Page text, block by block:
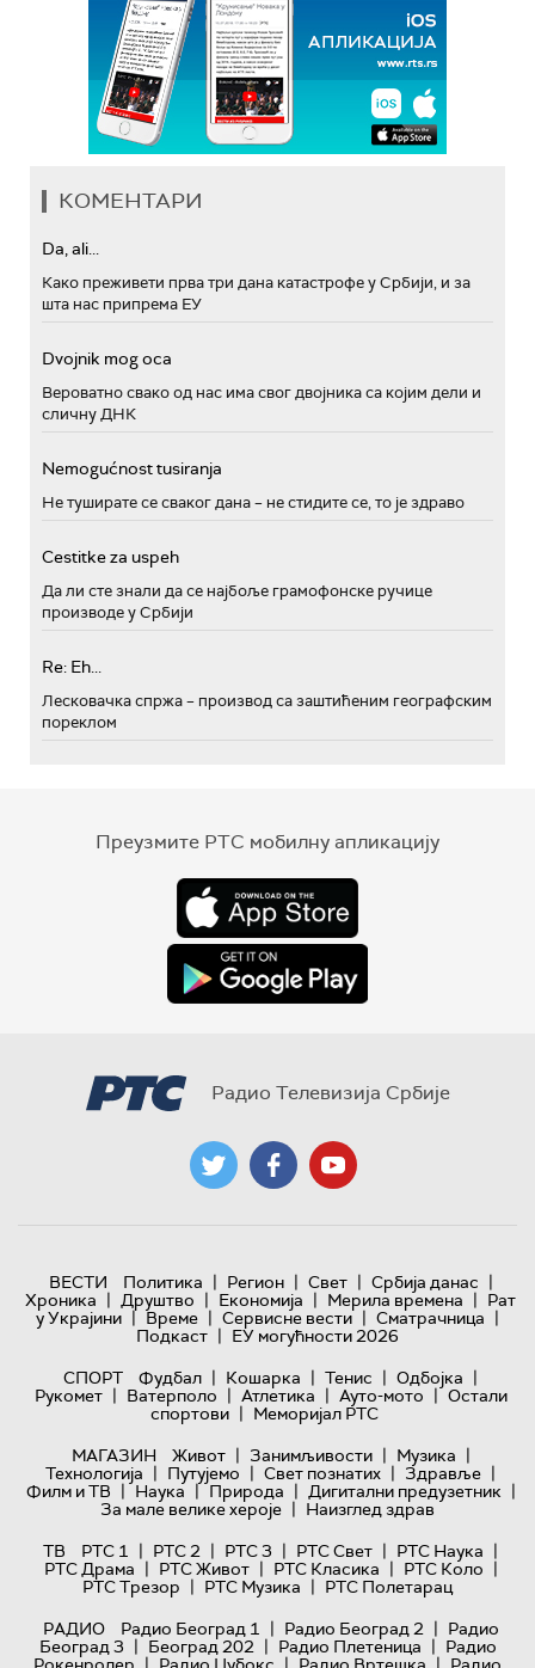
КОМЕНТАРИ
Da, ali...
Како преживети прва три дана катастрофе у Србији, и за
шта нас припрема ЕУ
Dvojnik mog oca
Вероватно свако од нас има свог двојника са којим дели и
сличну ДНК
Nemogućnost tusiranja
Не туширате се сваког дана – не стидите се, то је здраво
Cestitke za uspeh
Да ли сте знали да се најбоље грамофонске ручице
производе у Србији
Re: Eh...
Лесковачка спржа – производ са заштићеним географским
пореклом
Преузмите РТС мобилну апликацију
Радио Телевизија Србије
ВЕСТИ Политика | Регион | Свет | Србија данас |
Хроника | Друштво | Економија | Мерила времена | Рат
у Украјини | Време | Сервисне вести | Сматрачница |
Подкаст | ЕУ могућности 2026
СПОРТ
Фудбал | Кошарка | Тенис | Одбојка |
Рукомет | Ватерполо | Атлетика | Ауто-мото | Остали
спортови | Меморијал РТС
МАГАЗИН
Живот | Занимљивости | Музика |
Технологијa | Путујемо | Свет познатих | Здравље |
Филм и ТВ | Наука | Природа | Дигитални предузетник |
За мале велике хероје | Наизглед здрав
ТВ
РТС 1 | РТС 2 | РТС 3 | РТС Свет | РТС Наука |
РТС Драма | РТС Живот | РТС Класика | РТС Коло |
РТС Трезор | РТС Музика | РТС Полетарац
РАДИО
Радио Београд 1 | Радио Београд 2 | Радио
Београд 3 | Београд 202 | Радио Плетеница | Радио